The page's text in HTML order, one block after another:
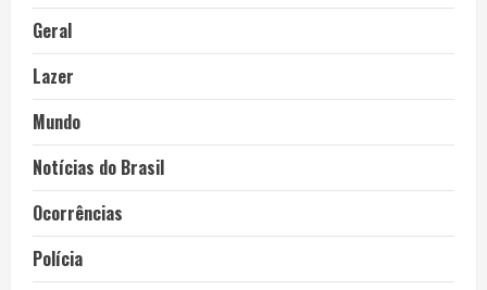
Geral
Lazer
Mundo
Notícias do Brasil
Ocorrências
Polícia